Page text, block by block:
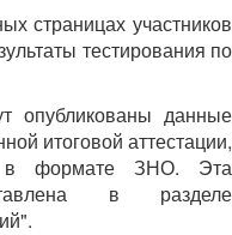
страницах участников
тестирования по
опубликованы данные
итоговой аттестации,
в формате ЗНО. Эта
в разделе